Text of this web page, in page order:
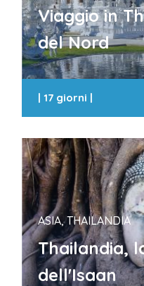
Viaggio in
del Nord
|17 giorni |
ASIA, THAILANDIA
Thailandia,
dell'Isaan